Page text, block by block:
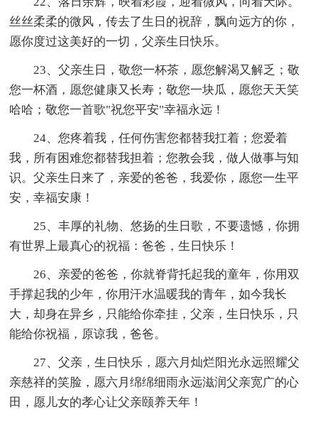
丝丝柔柔的微风，传去了生日的祝辞，飘向远方的你，
愿你度过这美好的一切，父亲生日快乐。
23、父亲生日，敬您一杯茶，愿您解渴又解乏；敬
您一杯酒，愿您健康又长寿；敬您一块瓜，愿您天天笑
哈哈；敬您一首歌"祝您平安"幸福永远！
24、您疼着我，任何伤害您都替我扛着；您爱着
我，所有困难您都替我担着；您教会我，做人做事与知
识。父亲生日来了，亲爱的爸爸，我爱你，愿您一生平
安，幸福安康！
25、丰厚的礼物、悠扬的生日歌，不要遗憾，你拥
有世界上最真心的祝福：爸爸，生日快乐！
26、亲爱的爸爸，你就脊背托起我的童年，你用双
手撑起我的少年，你用汗水温暖我的青年，如今我长
大，却身在异乡，只能给你牵挂，父亲，生日快乐，只
能给你祝福，原谅我，爸爸。
27、父亲，生日快乐，愿六月灿烂阳光永远照耀父
亲慈祥的笑脸，愿六月绵绵细雨永远滋润父亲宽广的心
田，愿儿女的孝心让父亲颐养天年！